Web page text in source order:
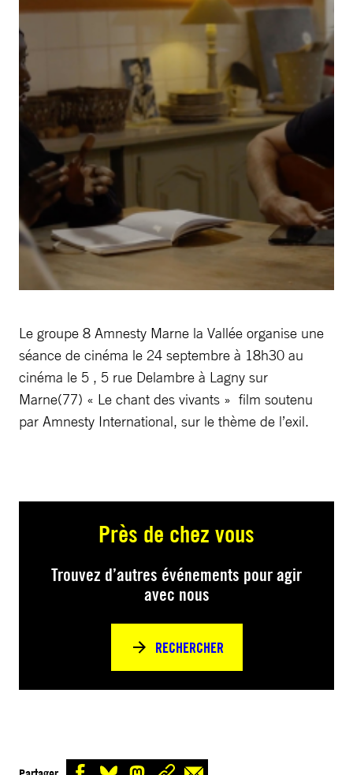
Le groupe 8 Amnesty Marne la Vallée organise une
séance de cinéma le 24 septembre à 18h30 au
cinéma le 5 , 5 rue Delambre à Lagny sur
Marne(77) « Le chant des vivants » film soutenu
par Amnesty International, sur le thème de l’exil.
Près de chez vous
Trouvez d’autres événements pour agir
avec nous
RECHERCHER